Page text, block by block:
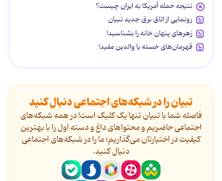
نتیجه حمله آمریکا به ایران چیست؟
رونمایی از اتاق برق جدید تبیان
زهرهای پنهان خانه را بشناسید!
قهرمان‌های خسته یا والدین مفید!
تبیان را در شبکه‌های اجتماعی دنبال کنید
فاصله شما با تبیان تنها یک کلیک است! در همه شبکه‌های
اجتماعی حاضریم و محتواهای داغ و دسته اول را با بهترین
کیفیت در اختیارتان می‌گذاریم؛ ما را در شبکه‌های اجتماعی
دنیال کنید.